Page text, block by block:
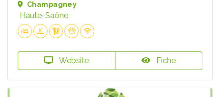
Champagney
Haute-Saône
Website Fiche